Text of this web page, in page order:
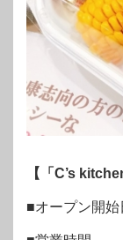
【 「C’s
■オープン開